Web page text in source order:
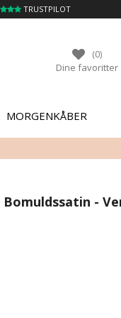
TRUSTPILOT
(0)
Dine favoritter
MORGENKÅBER
Bomuldssatin -